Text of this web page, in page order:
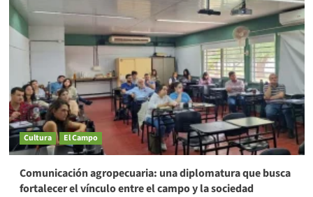
Cultura El Campo
Comunicación agropecuaria: una diplomatura que busca
fortalecer el vínculo entre el campo y la sociedad